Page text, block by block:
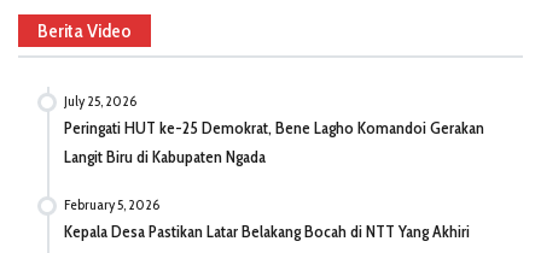
Berita Video
July 25, 2026
Peringati HUT ke-25 Demokrat, Bene Lagho Komandoi Gerakan
Langit Biru di Kabupaten Ngada
February 5, 2026
Kepala Desa Pastikan Latar Belakang Bocah di NTT Yang Akhiri